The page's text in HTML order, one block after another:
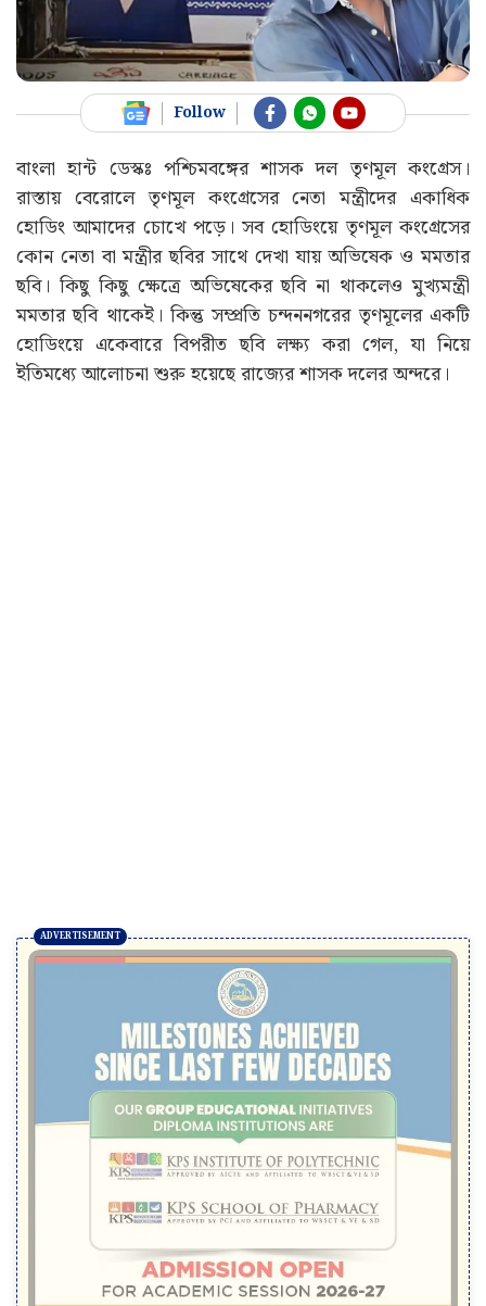
Follow
বাংলা হান্ট ডেস্কঃ পশ্চিমবঙ্গের শাসক দল তৃণমূল কংগ্রেস।
রাস্তায় বেরোলে তৃণমূল কংগ্রেসের নেতা মন্ত্রীদের একাধিক
হোডিং আমাদের চোখে পড়ে। সব হোডিংয়ে তৃণমূল কংগ্রেসের
কোন নেতা বা মন্ত্রীর ছবির সাথে দেখা যায় অভিষেক ও মমতার
ছবি। কিছু কিছু ক্ষেত্রে অভিষেকের ছবি না থাকলেও মুখ্যমন্ত্রী
মমতার ছবি থাকেই। কিন্তু সম্প্রতি চন্দননগরের তৃণমূলের একটি
হোডিংয়ে একেবারে বিপরীত ছবি লক্ষ্য করা গেল, যা নিয়ে
ইতিমধ্যে আলোচনা শুরু হয়েছে রাজ্যের শাসক দলের অন্দরে।